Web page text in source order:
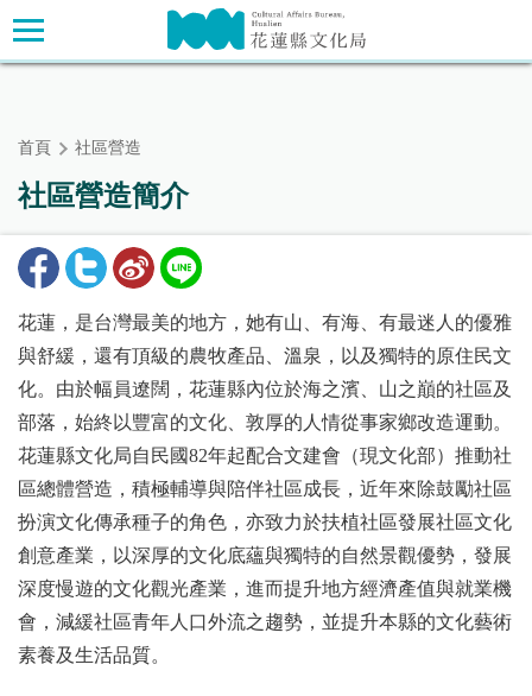
跳
到
主
主要內容區塊
首頁 社區營造
社區營造簡介
花蓮，是台灣最美的地方，她有山、有海、有最迷人的優雅
與舒緩，還有頂級的農牧產品、溫泉，以及獨特的原住民文
化。由於幅員遼闊，花蓮縣內位於海之濱、山之巔的社區及
部落，始終以豐富的文化、敦厚的人情從事家鄉改造運動。
花蓮縣文化局自民國82年起配合文建會（現文化部）推動社
區總體營造，積極輔導與陪伴社區成長，近年來除鼓勵社區
扮演文化傳承種子的角色，亦致力於扶植社區發展社區文化
創意產業，以深厚的文化底蘊與獨特的自然景觀優勢，發展
深度慢遊的文化觀光產業，進而提升地方經濟產值與就業機
會，減緩社區青年人口外流之趨勢，並提升本縣的文化藝術
素養及生活品質。